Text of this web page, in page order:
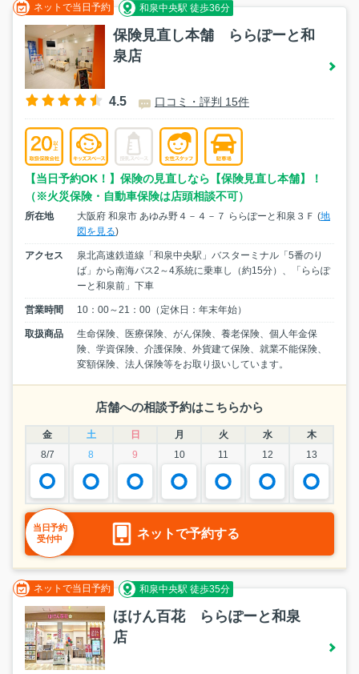
ネットで当日予約 和泉中央駅 徒歩36分
保険見直し本舗 ららぽーと和
泉店
4.5 口コミ・評判 15件
【当日予約OK！】保険の見直しなら【保険見直し本舗】！
（※火災保険・自動車保険は店頭相談不可）
所在地 大阪府 和泉市 あゆみ野４－４－７ ららぽーと和泉３Ｆ (地
図を見る)
アクセス
泉北高速鉄道線「和泉中央駅」バスターミナル「5番のり
ば」から南海バス2～4系統に乗車し（約15分）、「ららぽ
ーと和泉前」下車
営業時間 10：00～21：00（定休日：年末年始）
取扱商品
生命保険、医療保険、がん保険、養老保険、個人年金保
険、学資保険、介護保険、外貨建て保険、就業不能保険、
変額保険、法人保険等をお取り扱いしています。
店舗への相談予約はこちらから
金 土 日 月 火 水
木
8/7
8 9 10 11 12 13
ネットで予約する
当日予約
受付中
ネットで当日予約 和泉中央駅 徒歩35分
ほけん百花 ららぽーと和泉
店